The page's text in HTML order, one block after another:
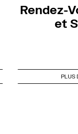
Rendez-
et
PLUS